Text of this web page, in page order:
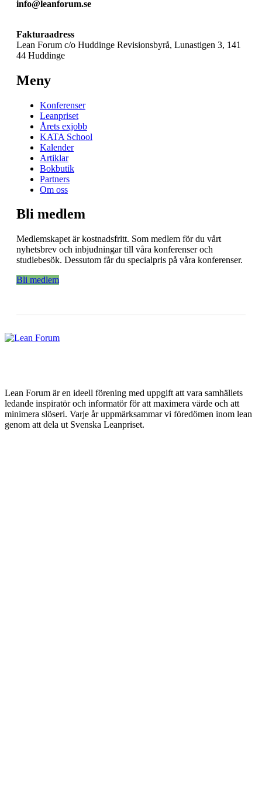
info@leanforum.se
Fakturaadress
Lean Forum c/o Huddinge Revisionsbyrå, Lunastigen 3, 141
44 Huddinge
Meny
Konferenser
Leanpriset
Årets exjobb
KATA School
Kalender
Artiklar
Bokbutik
Partners
Om oss
Bli medlem
Medlemskapet är kostnadsfritt. Som medlem för du vårt
nyhetsbrev och inbjudningar till våra konferenser och
studiebesök. Dessutom får du specialpris på våra konferenser.
Bli medlem
Lean Forum är en ideell förening med uppgift att vara samhällets
ledande inspiratör och informatör för att maximera värde och att
minimera slöseri. Varje år uppmärksammar vi föredömen inom lean
genom att dela ut Svenska Leanpriset.